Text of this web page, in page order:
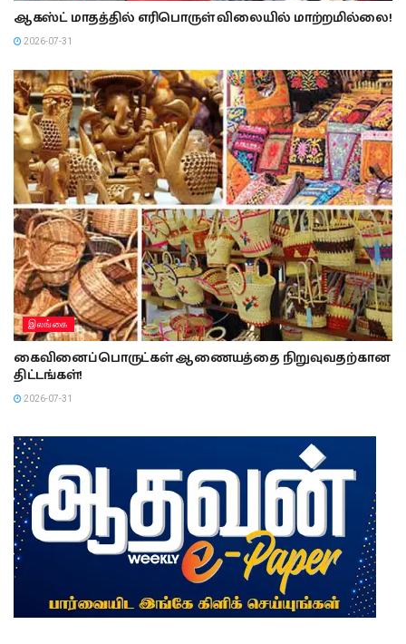
ஆகஸ்ட் மாதத்தில் எரிபொருள் விலையில் மாற்றமில்லை!
2026-07-31
இலங்கை
கைவினைப்பொருட்கள் ஆணையத்தை நிறுவுவதற்கான
திட்டங்கள்!
2026-07-31